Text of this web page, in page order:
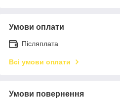
Умови оплати
Післяплата
Всі умови оплати
Умови повернення